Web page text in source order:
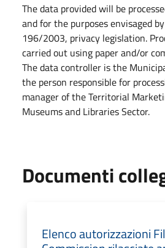
The data provided will be
and for the purposes envisaged
196/2003, privacy legislation.
carried out using paper and/or
The data controller is the
the person responsible for
manager of the Territorial
Museums and Libraries Sector.
Documenti
Elenco autorizzazioni